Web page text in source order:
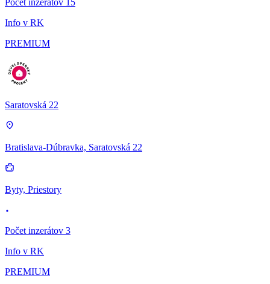
Info v RK
PREMIUM
Saratovská 22
Bratislava-Dúbravka, Saratovská 22
Byty, Priestory
Počet inzerátov 3
Info v RK
PREMIUM